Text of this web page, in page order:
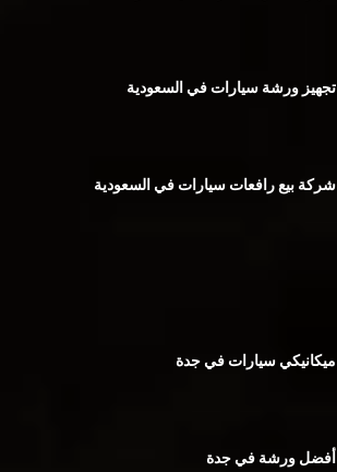
تجهيز ورشة سيارات في السعودية
شركة بيع رافعات سيارات في السعودية
ميكانيكي سيارات في جدة
أفضل ورشة في جدة